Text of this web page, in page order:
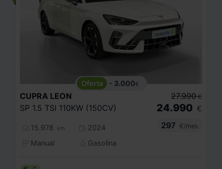
- 3.000€
CUPRA LEON
SP 1.5 TSI 110KW (150CV)
15.978 km
2024
Manual
Gasolina
27.990 €
24.990 €
297
€/mes